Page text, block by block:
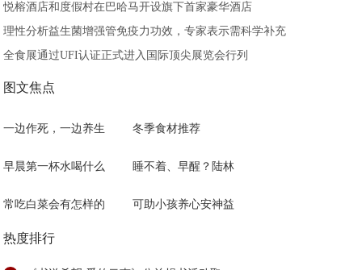
悦榕酒店和度假村在巴哈马开设旗下首家豪华酒店
理性分析益生菌增强管免疫力功效，专家表示需科学补充
全食展通过UFI认证正式进入国际顶尖展览会行列
图文焦点
一边作死，一边养生 冬季食材推荐
早晨第一杯水喝什么 睡不着、早醒？陆林
常吃白菜会有怎样的 可助小孩养心安神益
热度排行